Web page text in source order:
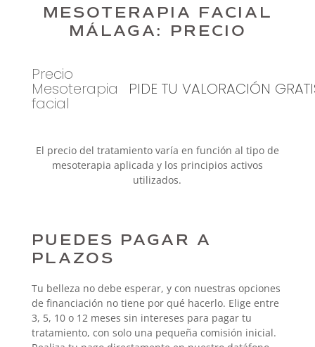
MESOTERAPIA FACIAL
MÁLAGA: PRECIO
Precio
Mesoterapia
facial
PIDE TU VALORACIÓN
El precio del tratamiento varía en función al tipo de
mesoterapia aplicada y los principios activos
utilizados.
PUEDES PAGAR A
PLAZOS
Tu belleza no debe esperar, y con nuestras opciones
de financiación no tiene por qué hacerlo. Elige entre
3, 5, 10 o 12 meses sin intereses para pagar tu
tratamiento, con solo una pequeña comisión inicial.